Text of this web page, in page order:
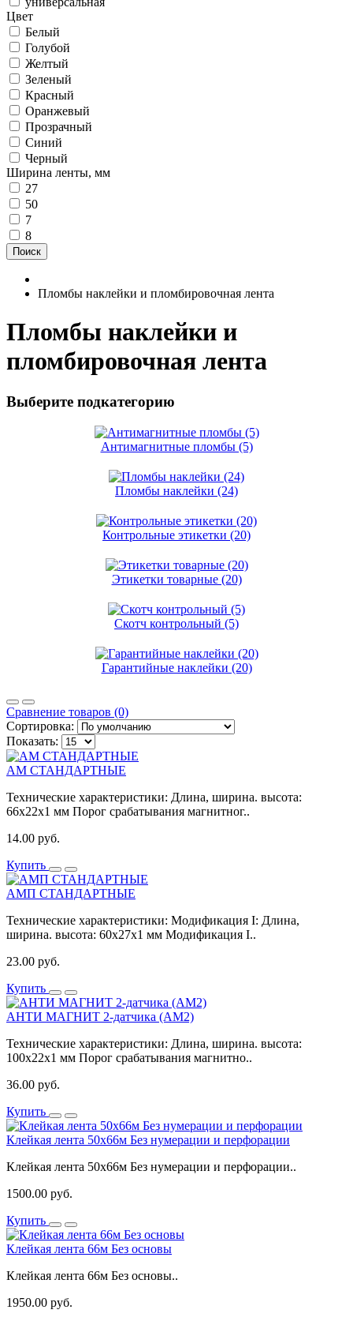
Цвет
Белый
Голубой
Желтый
Зеленый
Красный
Оранжевый
Прозрачный
Синий
Черный
Ширина ленты, мм
27
50
7
8
Поиск
Пломбы наклейки и пломбировочная лента
Пломбы наклейки и
пломбировочная лента
Выберите подкатегорию
Антимагнитные пломбы (5)
Пломбы наклейки (24)
Контрольные этикетки (20)
Этикетки товарные (20)
Скотч контрольный (5)
Гарантийные наклейки (20)
Сравнение товаров (0)
Сортировка:
Показать:
АМ СТАНДАРТНЫЕ
Технические характеристики: Длина, ширина. высота:
66x22x1 мм Порог срабатывания магнитног..
14.00 руб.
Купить
АМП СТАНДАРТНЫЕ
Технические характеристики: Модификация I: Длина,
ширина. высота: 60x27x1 мм Модификация I..
23.00 руб.
Купить
АНТИ МАГНИТ 2-датчика (АМ2)
Технические характеристики: Длина, ширина. высота:
100x22x1 мм Порог срабатывания магнитно..
36.00 руб.
Купить
Клейкая лента 50x66м Без нумерации и перфорации
Клейкая лента 50x66м Без нумерации и перфорации..
1500.00 руб.
Купить
Клейкая лента 66м Без основы
Клейкая лента 66м Без основы..
1950.00 руб.